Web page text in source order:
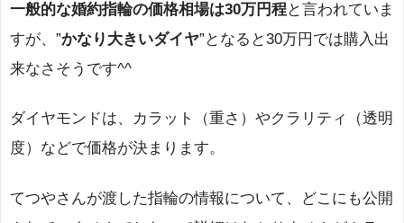
一般的な婚約指輪の価格相場は30万円程と言われていま
すが、”かなり大きいダイヤ”となると30万円では購入出
来なさそうです^^
ダイヤモンドは、カラット（重さ）やクラリティ（透明
度）などで価格が決まります。
てつやさんが渡した指輪の情報について、どこにも公開